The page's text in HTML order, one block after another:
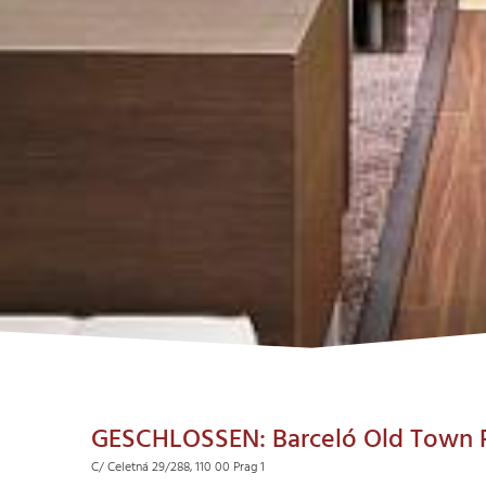
GESCHLOSSEN: Barceló Old
C/ Celetná 29/288, 110 00 Prag 1